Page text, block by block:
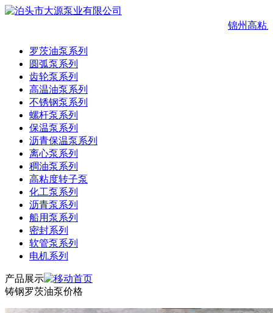
锦州高粘
罗茨油泵系列
圆弧泵系列
齿轮泵系列
高温油泵系列
不锈钢泵系列
螺杆泵系列
保温泵系列
沥青保温泵系列
离心泵系列
稠油泵系列
高粘度转子泵
化工泵系列
沥青泵系列
船用泵系列
密封系列
软管泵系列
电机系列
产品展示
铸钢罗茨油泵价格